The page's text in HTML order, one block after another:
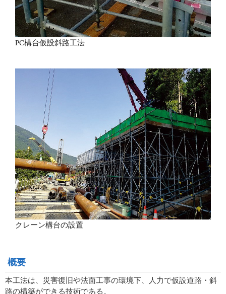
PC構台仮設斜路工法
クレーン構台の設置
概要
本工法は、災害復旧や法面工事の環境下、人力で仮設道路・斜
路の構築ができる技術である。